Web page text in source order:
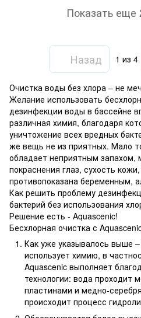
Показать еще
Назад 1 из 4
Очистка воды без хлора – не
Желание использовать
дезинфекции воды в бассейне
различная химия, благодаря
уничтожение всех вредных
же вещь не из приятных. Мало
обладает неприятным запахом,
покраснения глаз, сухость
противопоказана беременным,
Как решить проблему
бактерий без использования
Решение есть - Aquascenic!
Бесхлорная очистка с
Как уже указывалось выше
использует химию, в
Aquascenic выполняет
технологии: вода проходит
пластинами и медно-
происходит процесс